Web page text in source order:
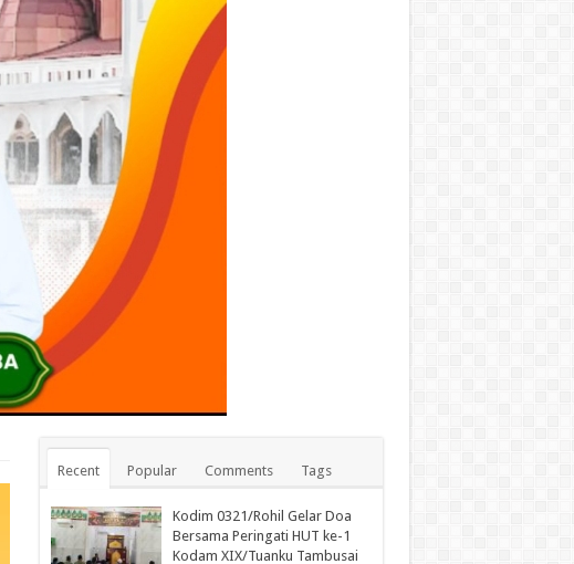
Recent
Popular Comments Tags
Kodim 0321/Rohil Gelar Doa
Bersama Peringati HUT ke-1
Kodam XIX/Tuanku Tambusai